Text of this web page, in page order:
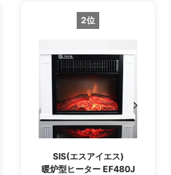
2位
SIS(エスアイエス)
暖炉型ヒーター EF480J